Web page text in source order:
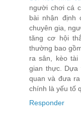
người chơi cá
bài nhận định
chuyên gia,
tăng cơ hội
thường bao
ra sân, kèo tài
gian thực. Dựa
quan và đưa
chính là yếu tố
Responder